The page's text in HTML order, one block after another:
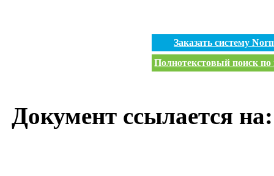
Заказать систему
Полнотекстовый поиск по
Документ ссылается на: